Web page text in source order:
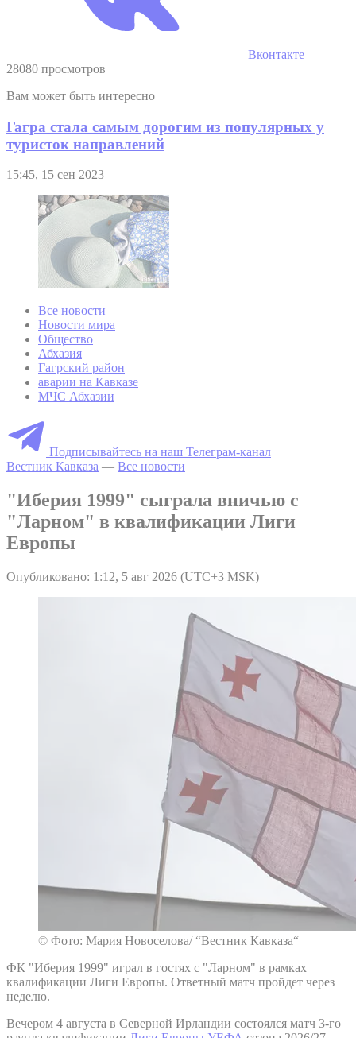
Вконтакте
28080 просмотров
Вам может быть интересно
Гагра стала самым дорогим из популярных у
туристок направлений
15:45, 15 сен 2023
Все новости
Новости мира
Общество
Абхазия
Гагрский район
аварии на Кавказе
МЧС Абхазии
Подписывайтесь на наш Телеграм-канал
Вестник Кавказа — Все новости
"Иберия 1999" сыграла вничью с
"Ларном" в квалификации Лиги
Европы
Опубликовано: 1:12, 5 авг 2026 (UTC+3 MSK)
© Фото: Мария Новоселова/ “Вестник Кавказа“
ФК "Иберия 1999" играл в гостях с "Ларном" в рамках
квалификации Лиги Европы. Ответный матч пройдет через
неделю.
Вечером 4 августа в Северной Ирландии состоялся матч 3-го